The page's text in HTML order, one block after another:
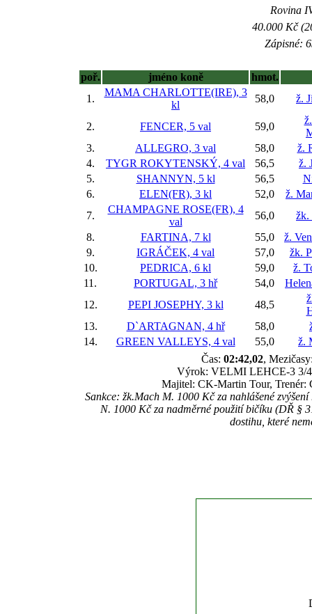
Rovina
40.000 Kč
Zápisné:
poř. jméno koně
hmot.
1.
MAMA CHARLOTTE(IRE), 3
kl
58,0 ž.
2. FENCER, 5 val 59,0
3.
ALLEGRO, 3 val 58,0
ž.
4.
TYGR ROKYTENSKÝ, 4 val 56,5
ž.
5.
SHANNYN, 5 kl 56,5
6.
ELEN(FR), 3 kl 52,0
ž.
7.
CHAMPAGNE ROSE(FR), 4
val
56,0
žk.
8.
FARTINA, 7 kl 55,0
ž.
9.
IGRÁČEK, 4 val 57,0
žk.
10.
PEDRICA, 6 kl 59,0
ž.
11.
PORTUGAL, 3 hř 54,0
12.
PEPI JOSEPHY, 3 kl 48,5
13.
D`ARTAGNAN, 4 hř 58,0
14.
GREEN VALLEYS, 4 val 55,0
ž.
Čas: 02:42,02,
Výrok: VELMI LEHCE-3 3/
Majitel: CK-Martin Tour, Trenér:
Sankce: žk.Mach M. 1000 Kč za nahlášené
N. 1000 Kč za nadměrné použití bičíku (DŘ §
dostihu, které